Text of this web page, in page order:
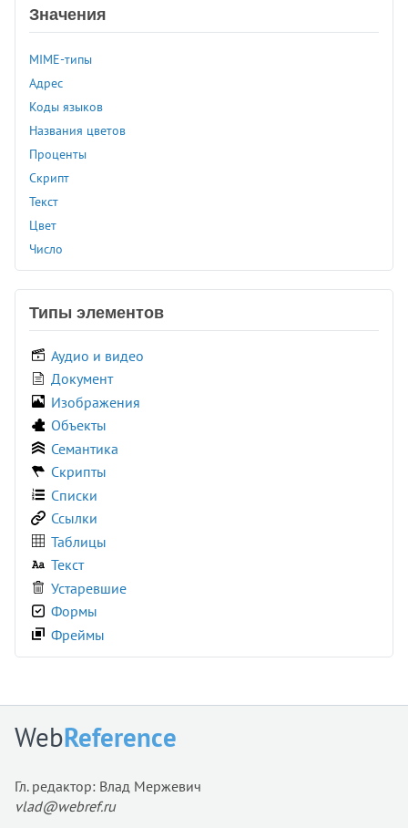
<audio>
<b>
<base>
<basefont>
<bdi>
<bdo>
<bgsound>
<big>
<blink>
<blockquote>
<body>
<br>
<canvas>
<caption>
<center>
<cite>
<code>
<col>
<colgroup>
<command>
<comment>
<data>
<datalist>
<dd>
<del>
<details>
<dfn>
<dir>
<div>
<dl>
<em>
<embed>
Значения
MIME-типы
Адрес
Коды языков
Названия цветов
Проценты
Скрипт
Текст
Цвет
Число
Типы элементов
Аудио и видео
Документ
Изображения
Объекты
Семантика
Скрипты
Списки
Ссылки
Таблицы
Текст
Устаревшие
Формы
Фреймы
WebReference
Гл. редактор: Влад Мержевич
vlad@webref.ru